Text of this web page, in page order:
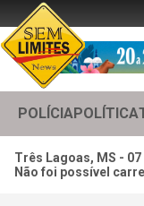
POLÍCIAPOLÍTICA
Três Lagoas, MS -
Não foi possível